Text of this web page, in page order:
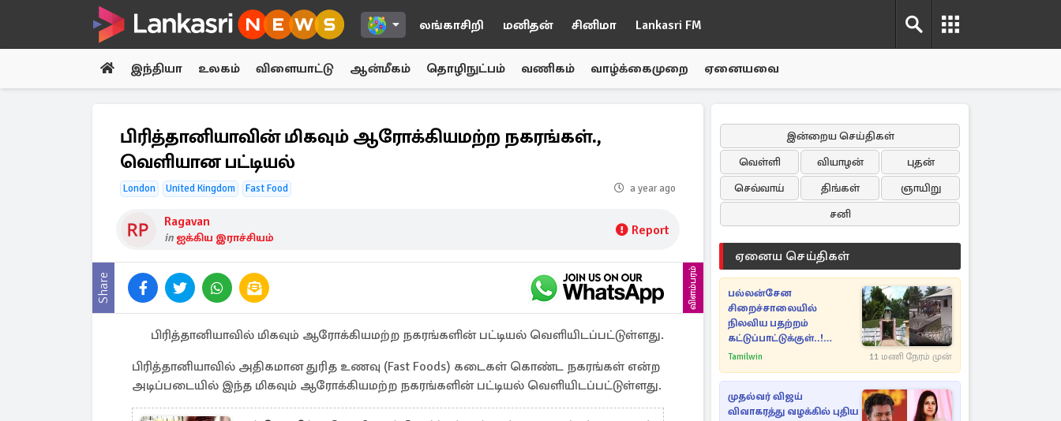
லங்காசிறி மனிதன் சினிமா Lankasri FM
இந்தியா உலகம் விளையாட்டு ஆன்மீகம் தொழிநுட்பம் வணிகம் வாழ்க்கைமுறை ஏனையவை
பிரித்தானியாவின் மிகவும் ஆரோக்கியமற்ற நகரங்கள்.,
வெளியான பட்டியல்
London United Kingdom Fast Food a year ago
Ragavan
in ஐக்கிய இராச்சியம் Report
Share விளம்பரம்
பிரித்தானியாவில் மிகவும் ஆரோக்கியமற்ற நகரங்களின் பட்டியல் வெளியிடப்பட்டுள்ளது.
பிரித்தானியாவில் அதிகமான துரித உணவு (Fast Foods) கடைகள் கொண்ட நகரங்கள் என்ற
அடிப்படையில் இந்த மிகவும் ஆரோக்கியமற்ற நகரங்களின் பட்டியல் வெளியிடப்பட்டுள்ளது.
இன்றைய செய்திகள்
வெள்ளி
வியாழன்
புதன்
செவ்வாய்
திங்கள்
ஞாயிறு
சனி
ஏனைய செய்திகள்
பல்லன்சேன
சிறைச்சாலையில்
நிலவிய பதற்றம்
கட்டுப்பாட்டுக்குள்..!
அதிரடியாக களமிறங்கிய
Tamilwin 11 மணி நேரம் முன்
முதல்வர் விஜய்
விவாகரத்து வழக்கில் புதிய